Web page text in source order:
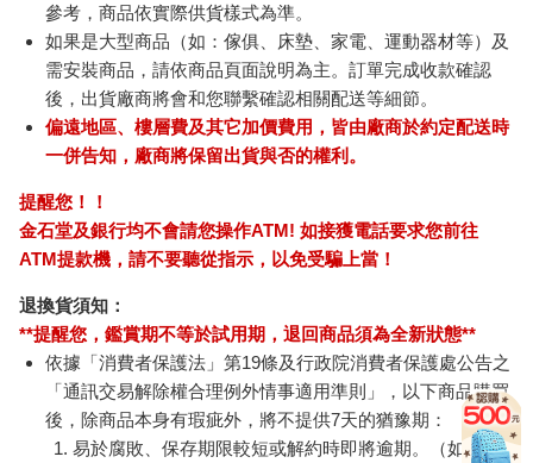
參考，商品依實際供貨樣式為準。
如果是大型商品（如：傢俱、床墊、家電、運動器材等）及
需安裝商品，請依商品頁面說明為主。訂單完成收款確認
後，出貨廠商將會和您聯繫確認相關配送等細節。
偏遠地區、樓層費及其它加價費用，皆由廠商於約定配送時
一併告知，廠商將保留出貨與否的權利。
提醒您！！
金石堂及銀行均不會請您操作ATM! 如接獲電話要求您前往
ATM提款機，請不要聽從指示，以免受騙上當！
退換貨須知：
**提醒您，鑑賞期不等於試用期，退回商品須為全新狀態**
依據「消費者保護法」第19條及行政院消費者保護處公告之
「通訊交易解除權合理例外情事適用準則」，以下商品購買
後，除商品本身有瑕疵外，將不提供7天的猶豫期：
易於腐敗、保存期限較短或解約時即將逾期。（如：生